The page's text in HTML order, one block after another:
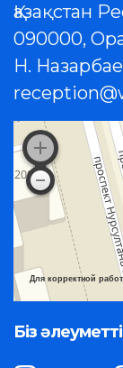
Қазақстан
090000,
Н.
Для корректной
Біз